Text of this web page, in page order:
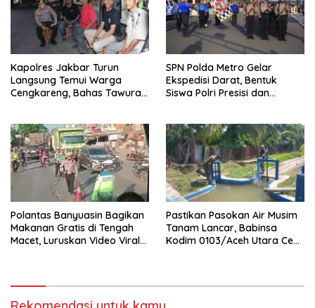
Kapolres Jakbar Turun
Langsung Temui Warga
Cengkareng, Bahas Tawuran
SPN Polda Metro Gelar
Ekspedisi Darat, Bentuk
Siswa Polri Presisi dan
Polantas Banyuasin Bagikan
Makanan Gratis di Tengah
Macet, Luruskan Video Viral
Pastikan Pasokan Air Musim
Tanam Lancar, Babinsa
Kodim 0103/Aceh Utara Cek